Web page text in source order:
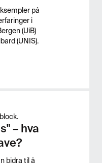
på
i
(UiB)
(UNIS).
– hva
bidra til å